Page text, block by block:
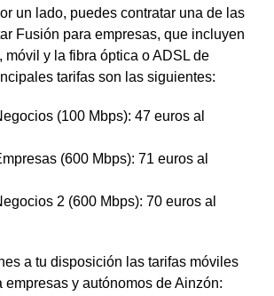
un lado, puedes contratar una de las
Fusión para empresas, que incluyen
móvil y la fibra óptica o ADSL de
tarifas son las siguientes:
(100 Mbps): 47 euros al
(600 Mbps): 71 euros al
2 (600 Mbps): 70 euros al
a tu disposición las tarifas móviles
empresas y autónomos de Ainzón: